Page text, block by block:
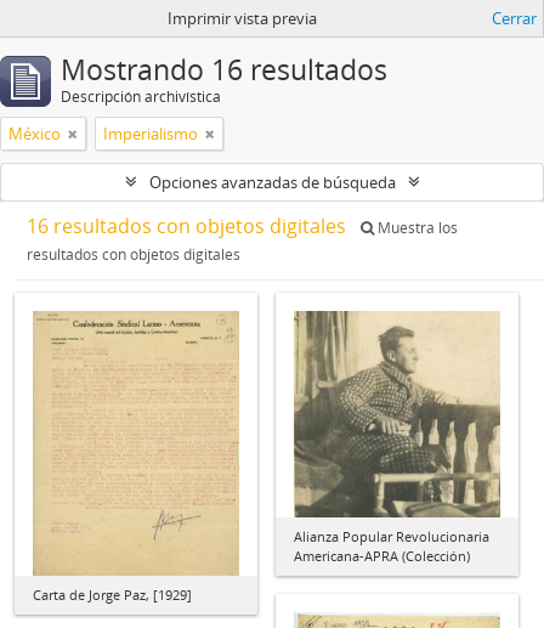
Imprimir vista previa Cerrar
Mostrando 16 resultados
Descripción archivística
México Imperialismo
Opciones avanzadas de búsqueda
16 resultados con objetos digitales
Muestra los
resultados con objetos digitales
Carta de Jorge Paz, [1929]
Alianza Popular Revolucionaria
Americana-APRA (Colección)